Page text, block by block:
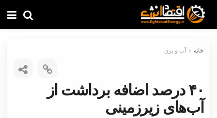
خانه آب و برق
۴۰ درصد اضافه برداشت از
آب‌های زیرزمینی